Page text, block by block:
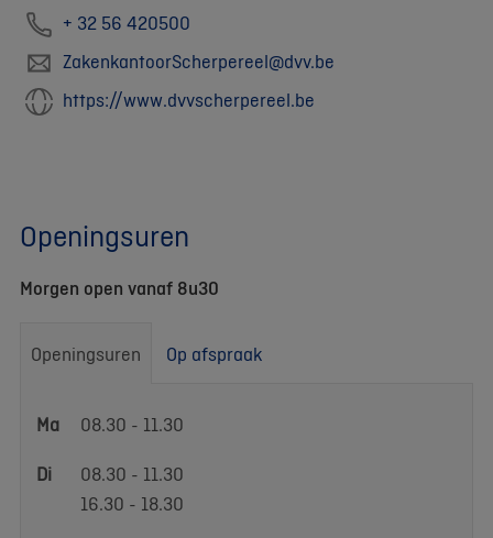
+ 32 56 420500
ZakenkantoorScherpereel@dvv.be
https://www.dvvscherpereel.be
Openingsuren
Morgen open vanaf 8u30
Openingsuren Op afspraak
Openingsuren
Ma
08.30 - 11.30
Di
08.30 - 11.30
16.30 - 18.30